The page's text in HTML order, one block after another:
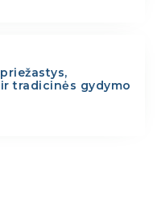
tradicinės gydymo